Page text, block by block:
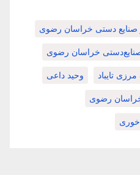
دستی خراسان رضوی
خراسان رضوی
تایباد وحید داعی
خراسان رضوی